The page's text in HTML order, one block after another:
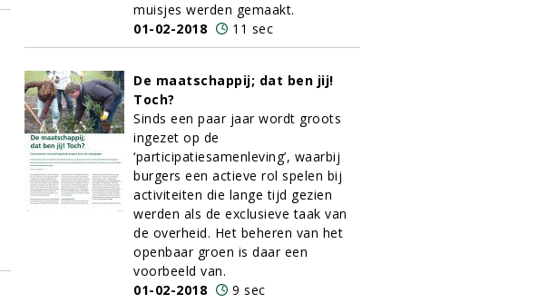
muisjes werden gemaakt.
01-02-2018
11 sec
De maatschappij; dat ben jij!
Toch?
Sinds een paar jaar wordt groots
ingezet op de
‘participatiesamenleving’, waarbij
burgers een actieve rol spelen bij
activiteiten die lange tijd gezien
werden als de exclusieve taak van
de overheid. Het beheren van het
openbaar groen is daar een
voorbeeld van.
01-02-2018
9 sec